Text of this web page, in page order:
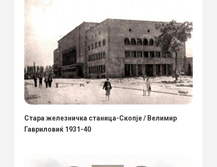
Стара железничка станица-Скопје / Велимир
Гавриловиќ 1931-40